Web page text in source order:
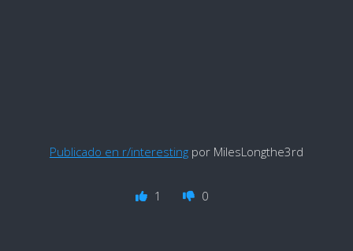
Publicado en r/interestingpor MilesLongthe3rd
1 0